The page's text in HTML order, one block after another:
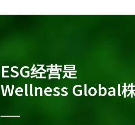
ESG经营是
Wellness Global